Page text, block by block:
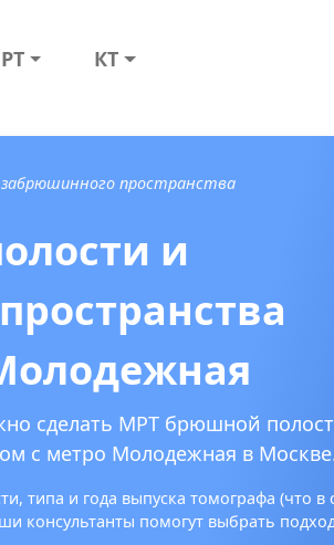
КТ
пространства
и
сделать МРТ брюшной
с метро Молодежная в
типа и года выпуска томографа (что в
консультанты помогут выбрать